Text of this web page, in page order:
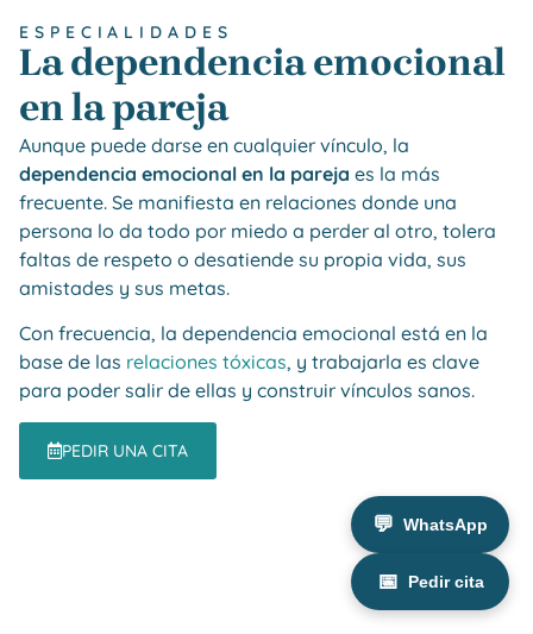
ESPECIALIDADES
La dependencia emocional
en la pareja
Aunque puede darse en cualquier vínculo, la
dependencia emocional en la pareja es la más
frecuente. Se manifiesta en relaciones donde una
persona lo da todo por miedo a perder al otro, tolera
faltas de respeto o desatiende su propia vida, sus
amistades y sus metas.
Con frecuencia, la dependencia emocional está en la
base de las relaciones tóxicas, y trabajarla es clave
para poder salir de ellas y construir vínculos sanos.
PEDIR UNA CITA
💬 WhatsApp
📅 Pedir cita